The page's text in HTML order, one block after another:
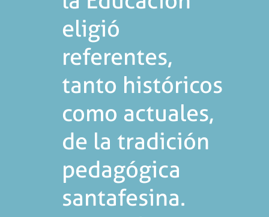
eligió
referentes,
tanto históricos
como actuales,
de la tradición
pedagógica
santafesina.